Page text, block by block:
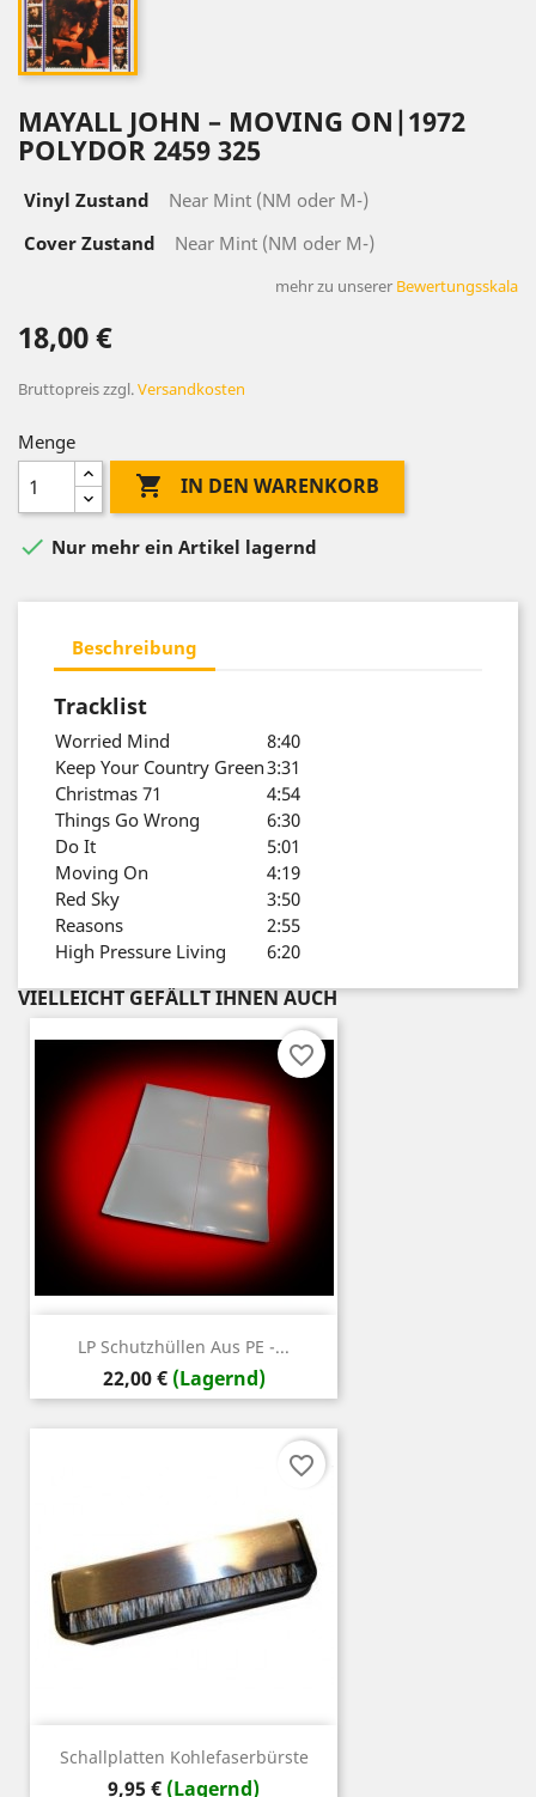
MAYALL ‎JOHN – MOVING ON|1972
POLYDOR 2459 325
Vinyl Zustand
Near Mint (NM oder M-)
Cover Zustand
Near Mint (NM oder M-)
mehr zu unserer Bewertungsskala
18,00 €
Bruttopreiszzgl.Versandkosten
Menge
 IN DEN WARENKORB
 Nur mehr ein Artikel lagernd
Beschreibung
Tracklist
Worried Mind
8:40
Keep Your Country Green3:31
Christmas 71
4:54
Things Go Wrong
6:30
Do It
5:01
Moving On
4:19
Red Sky
3:50
Reasons
2:55
High Pressure Living
6:20
VIELLEICHT GEFÄLLT IHNEN AUCH
LP Schutzhüllen Aus PE -...
Preis
22,00 € (Lagernd)
favorite_border
Schallplatten Kohlefaserbürste
Preis
9,95 € (Lagernd)
favorite_border